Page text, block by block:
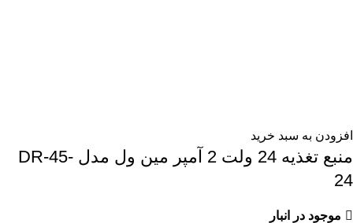
افزودن به سبد خرید
منبع تغذیه 24 ولت 2 آمپر مین ول مدل DR-45-
24
موجود در انبار